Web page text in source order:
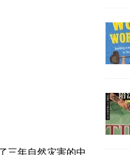
三年自然灾害的中